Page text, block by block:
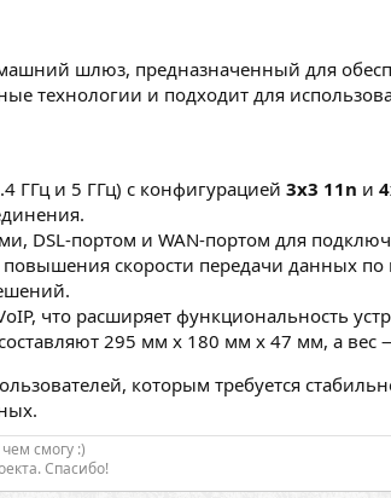
шлюз, предназначенный для
технологии и подходит для
ГГц и 5 ГГц) с конфигурацией 3x3 11n и
DSL-портом и WAN-портом для
повышения скорости передачи данных
что расширяет функциональность
295 мм x 180 мм x 47 мм, а вес
которым требуется
смогу :)
Спасибо!